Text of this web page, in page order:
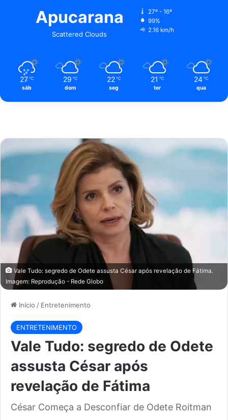
Vale Tudo: segredo de Odete assusta César após revelação de Fátima.
Imagem: Reprodução - Rede Globo
Início / Entretenimento
ENTRETENIMENTO
Vale Tudo: segredo de Odete
assusta César após
revelação de Fátima
César Começa a Desconfiar de Odete Roitman
Apucarana
Scattered Clouds
27º - 16º
99%
2.16 km/h
27 ℃
sáb
29 ℃
dom
22 ℃
seg
21 ℃
ter
24 ℃
qua